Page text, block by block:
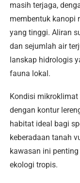
masih terjaga,
membentuk kanopi
yang tinggi. Aliran
dan sejumlah air
lanskap hidrologis
fauna lokal.
Kondisi
dengan kontur
habitat ideal bagi
keberadaan tanah
kawasan ini
ekologi tropis.